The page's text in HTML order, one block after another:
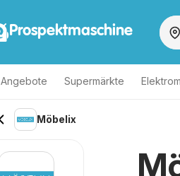
Prospektmaschine
Angebote Supermärkte
Möbelix